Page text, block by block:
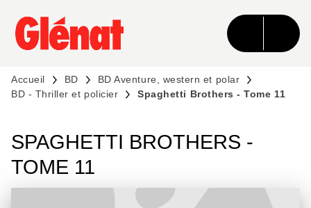
MENU RECHERCHE CONTENU
PIED DE PAGE
Accueil BD
BD Aventure, western et polar
BD - Thriller et policier
Spaghetti Brothers - Tome 11
SPAGHETTI BROTHERS -
TOME 11